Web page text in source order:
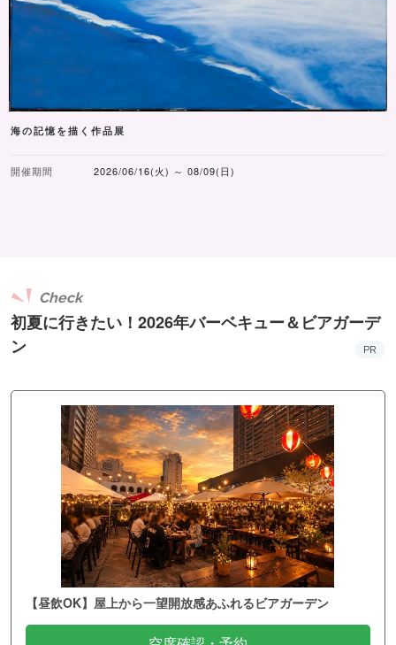
海の記憶を描く作品展
開催期間 2026/06/16(火) ～ 08/09(日)
初夏に行きたい！2026年バーベキュー＆ビアガーデ
ン
Check
PR
【昼飲OK】屋上から一望開放感あふれるビアガーデン